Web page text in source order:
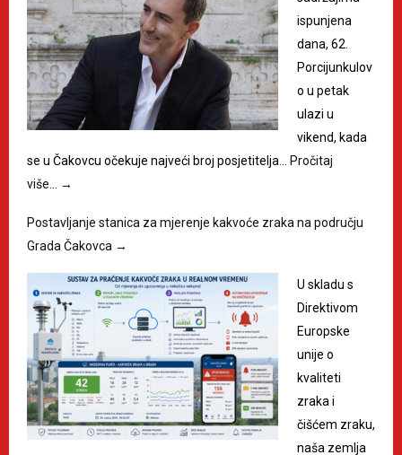
ispunjena
dana, 62.
Porcijunkulov
o u petak
ulazi u
vikend, kada
se u Čakovcu očekuje najveći broj posjetitelja…
Pročitaj
više…
→
Postavljanje stanica za mjerenje kakvoće zraka na području
Grada Čakovca →
U skladu s
Direktivom
Europske
unije o
kvaliteti
zraka i
čišćem zraku,
naša zemlja